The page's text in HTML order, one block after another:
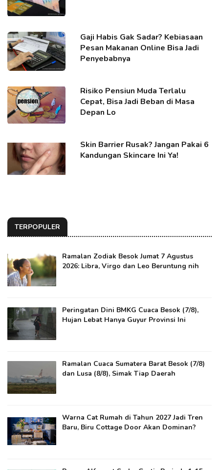
Gaji Habis Gak Sadar? Kebiasaan
Pesan Makanan Online Bisa Jadi
Penyebabnya
Risiko Pensiun Muda Terlalu
Cepat, Bisa Jadi Beban di Masa
Depan Lo
Skin Barrier Rusak? Jangan Pakai 6
Kandungan Skincare Ini Ya!
TERPOPULER
Ramalan Zodiak Besok Jumat 7 Agustus
2026: Libra, Virgo dan Leo Beruntung nih
Peringatan Dini BMKG Cuaca Besok (7/8),
Hujan Lebat Hanya Guyur Provinsi Ini
Ramalan Cuaca Sumatera Barat Besok (7/8)
dan Lusa (8/8), Simak Tiap Daerah
Warna Cat Rumah di Tahun 2027 Jadi Tren
Baru, Biru Cottage Door Akan Dominan?